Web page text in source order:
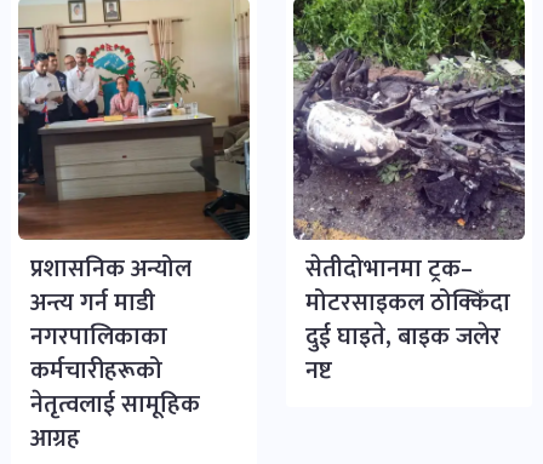
प्रशासनिक अन्योल
अन्त्य गर्न माडी
नगरपालिकाका
कर्मचारीहरूको
नेतृत्वलाई सामूहिक
आग्रह
सेतीदोभानमा ट्रक–
मोटरसाइकल ठोक्किँदा
दुई घाइते, बाइक जलेर
नष्ट